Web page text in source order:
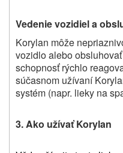
Vedenie vozidiel a
Korylan môže
vozidlo alebo
schopnosť rýchlo
súčasnom užívaní
systém (napr. lieky na
3. Ako užívať Korylan